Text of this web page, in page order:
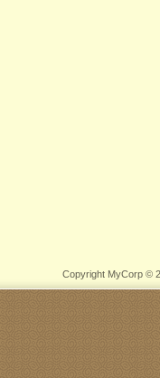
Copyright MyCorp ©